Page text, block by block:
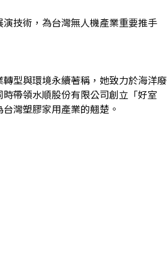
技術，為台灣無人機產業重要推手
型與環境永續著稱，她致力於海洋廢
帶領水順股份有限公司創立「好室
灣塑膠家用產業的翹楚。